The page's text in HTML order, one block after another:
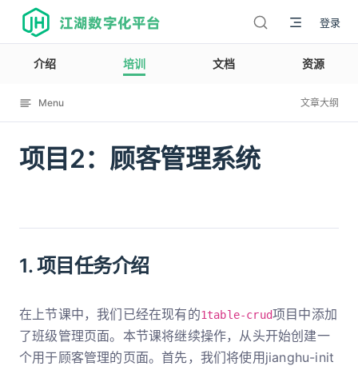
江湖数字化平台 登录
介绍 培训 文档 资源
Menu 文章大纲
项目2：顾客管理系统
12002
1. 项目任务介绍
在上节课中，我们已经在现有的1table-crud项目中添加
了班级管理页面。本节课将继续操作，从头开始创建一
个用于顾客管理的页面。首先，我们将使用jianghu-init